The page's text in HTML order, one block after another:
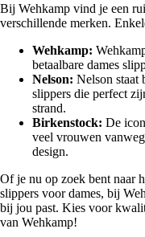
Bij Wehkamp vind je een
verschillende merken.
Wehkamp:
betaalbare dames
Nelson: Nelson staat
slippers die perfect
strand.
Birkenstock: De
veel vrouwen
design.
Of je nu op zoek bent naar
slippers voor dames, bij
bij jou past. Kies voor
van Wehkamp!